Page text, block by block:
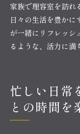
家族で理容室を訪れ
日々の生活を豊かに
が一緒にリフレッシ
るような、活力に満
忙しい日常
との時間を